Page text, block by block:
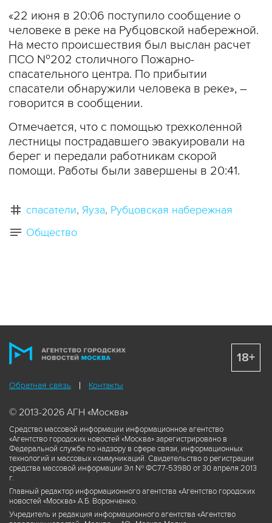
«22 июня в 20:06 поступило сообщение о
человеке в реке на Рубцовской набережной.
На место происшествия был выслан расчет
ПСО №202 столичного Пожарно-
спасательного центра. По прибытии
спасатели обнаружили человека в реке», –
говорится в сообщении.
Отмечается, что с помощью трехколенной
лестницы пострадавшего эвакуировали на
берег и передали работникам скорой
помощи. Работы были завершены в 20:41.
спасатели Яуза Рубцовская набережная
Общество
Обратная связь Контакты
© 2013-2026 АГН «Москва»
Средство массовой информации информационное агентство
«Агентство городских новостей «Москва» зарегистрировано в
Федеральной службе по надзору в сфере связи, информационных
технологий и массовых коммуникаций. Свидетельство о регистрации
средства массовой информации Эл № ФС77-53980 от 30 апреля 2013
г.
Главный редактор информационного агентства «Агентство городских
новостей «Москва» А.Б. Воронченко.
Учредитель и редакция информационного агентства «Агентство
18+